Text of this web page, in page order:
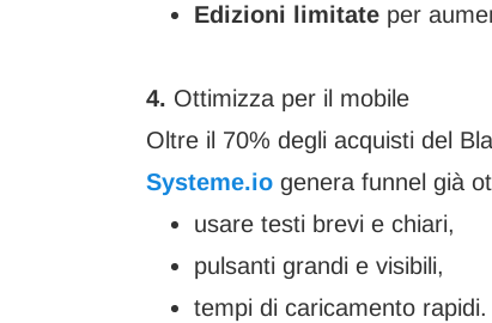
Edizioni limitate per
4. Ottimizza per il mobile
Oltre il 70% degli acquisti del
Systeme.io genera funnel già
usare testi brevi e chiari,
pulsanti grandi e visibili,
tempi di caricamento rapidi.